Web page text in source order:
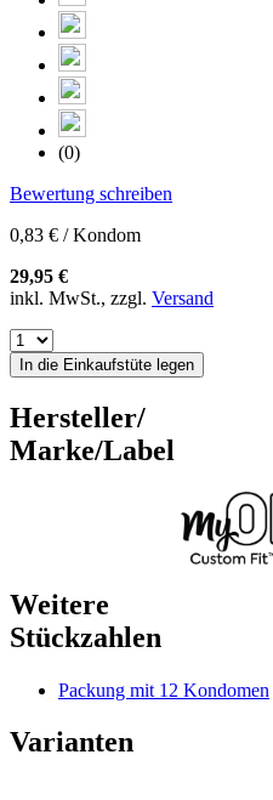
(0)
Bewertung schreiben
0,83 € / Kondom
29,95 €
inkl. MwSt., zzgl. Versand
In die Einkaufstüte legen
Hersteller/
Marke/Label
Weitere
Stückzahlen
Packung mit 12 Kondomen
Varianten